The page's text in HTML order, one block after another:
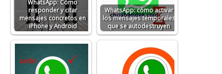
WhatsApp: Cómo
responder y citar
mensajes concretos en
iPhone y Android
WhatsApp: cómo activar
los mensajes temporales
que se autodestruyen